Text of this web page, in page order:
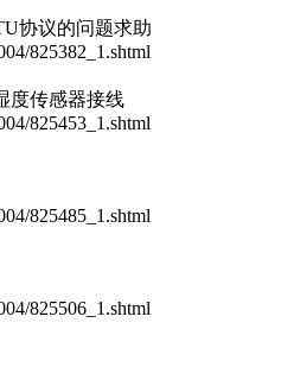
协议的问题求助
825382_1.shtml
度传感器接线
825453_1.shtml
825485_1.shtml
825506_1.shtml